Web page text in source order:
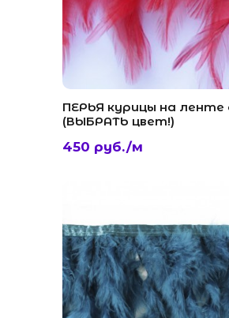
ПЕРЬЯ курицы на
(ВЫБРАТЬ цвет!)
450 руб./м